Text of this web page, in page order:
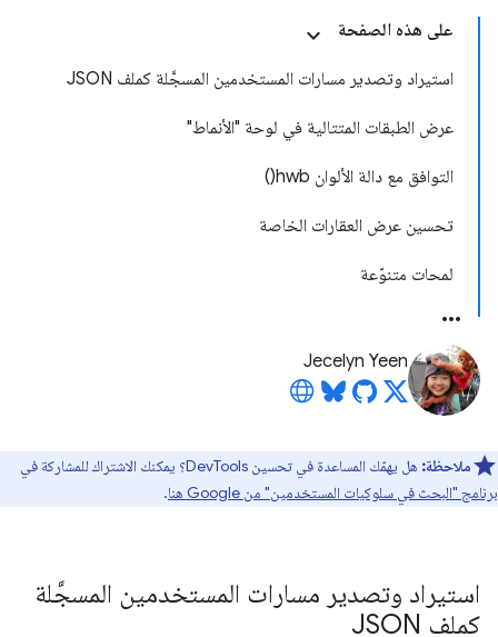
على هذه الصفحة
استيراد وتصدير مسارات المستخدمين المسجَّلة كملف JSON
عرض الطبقات المتتالية في لوحة "الأنماط"
التوافق مع دالة الألوان hwb()
تحسين عرض العقارات الخاصة
لمحات متنوّعة
Jecelyn Yeen
ملاحظة: هل يهمّك المساعدة في تحسين DevTools؟ يمكنك الاشتراك للمشاركة في
برنامج "البحث في سلوكيات المستخدمين" من Google هنا
.
استيراد وتصدير مسارات المستخدمين المسجَّلة
كملف JSON